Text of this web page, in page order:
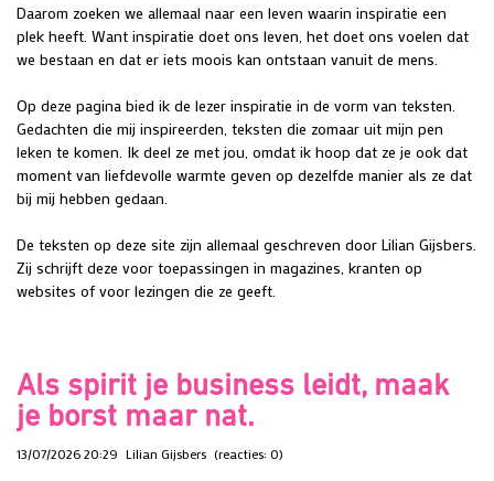
Daarom zoeken we allemaal naar een leven waarin inspiratie een
plek heeft. Want inspiratie doet ons leven, het doet ons voelen dat
we bestaan en dat er iets moois kan ontstaan vanuit de mens.
Op deze pagina bied ik de lezer inspiratie in de vorm van teksten.
Gedachten die mij inspireerden, teksten die zomaar uit mijn pen
leken te komen. Ik deel ze met jou, omdat ik hoop dat ze je ook dat
moment van liefdevolle warmte geven op dezelfde manier als ze dat
bij mij hebben gedaan.
De teksten op deze site zijn allemaal geschreven door Lilian Gijsbers.
Zij schrijft deze voor toepassingen in magazines, kranten op
websites of voor lezingen die ze geeft.
Als spirit je business leidt, maak
je borst maar nat.
13/07/2026 20:29 Lilian Gijsbers (reacties: 0)